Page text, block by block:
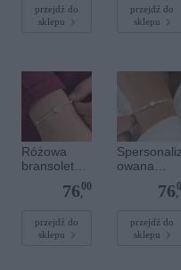
szlachetnym
i - Szary - M
przejdź do
sklepu
Srebrne
kółko
przejdź do
sklepu
Różowa
bransoletka
dla dzieci -
owana -
Srebrne
76,
00
przejdź do
sklepu
Spersonaliz
owana
bransoletka
sznurkowa
Złote kółko
76,
przejdź do
sklepu